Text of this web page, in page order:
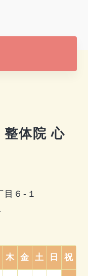
整体院 心
６-１
木 金 土 日 祝